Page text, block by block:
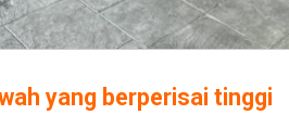
yang berperisai tinggi